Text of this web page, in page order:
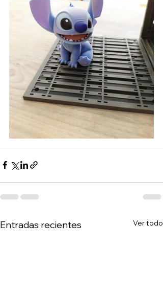
Entradas recientes Ver todo